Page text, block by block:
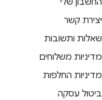
יצירת קשר
שאלות ותשובות
מדיניות משלוחים
מדיניות החלפות
ביטול עסקה